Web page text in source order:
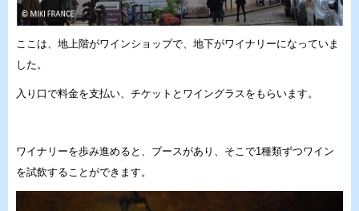
ここは、地上階がワインショップで、地下がワイナリーになっていま
した。
入り口で料金を支払い、チケットとワイングラスをもらいます。
ワイナリーを歩み進めると、ブースがあり、そこで1種類ずつワイン
を試飲することができます。